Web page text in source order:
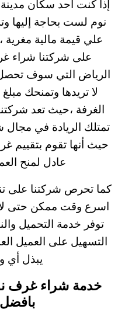
إذا كنت أحد سكان
نوم لست بحاجة إليها
علي قيمة مالية
على شركتنا شراء
الرياض التي سوف
لا تريدها وتمنحك
الغرفة ،حيث تعد
تمتلك الريادة في
حيث أنها تقوم بتقييم
عادل لمنح
كما تحرص شركتنا على
اسرع وقت ممكن حتى لا
توفر خدمة التحميل
التسهيل على العميل
يبذل أي
خدمة شراء غرف
بافضل